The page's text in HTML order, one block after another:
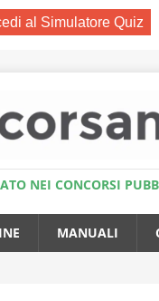
NEI CONCORSI
MANUALI
al Simulatore Quiz